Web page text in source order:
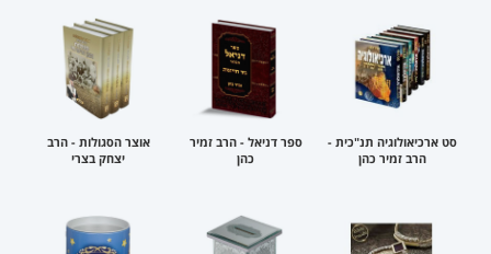
סט ארכיאולוגיה תנ"כית -
הרב זמיר כהן
ספר דניאל - הרב זמיר
כהן
אוצר הסגולות - הרב
יצחק בצרי